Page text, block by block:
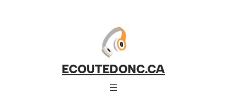
ECOUTEDONC.CA